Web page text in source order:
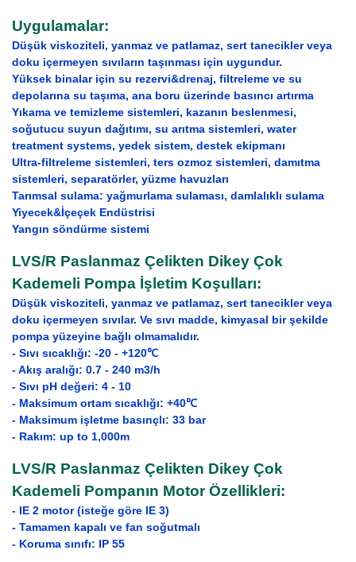
Uygulamalar:
Düşük viskoziteli, yanmaz ve patlamaz, sert tanecikler veya
doku içermeyen sıvıların taşınması için uygundur.
Yüksek binalar için su rezervi&drenaj, filtreleme ve su
depolarına su taşıma, ana boru üzerinde basıncı artırma
Yıkama ve temizleme sistemleri, kazanın beslenmesi,
soğutucu suyun dağıtımı, su arıtma sistemleri, water
treatment systems, yedek sistem, destek ekipmanı
Ultra-filtreleme sistemleri, ters ozmoz sistemleri, damıtma
sistemleri, separatörler, yüzme havuzları
Tarımsal sulama: yağmurlama sulaması, damlalıklı sulama
Yiyecek&İçeçek Endüstrisi
Yangın söndürme sistemi
LVS/R Paslanmaz Çelikten Dikey Çok
Kademeli Pompa İşletim Koşulları:
Düşük viskoziteli, yanmaz ve patlamaz, sert tanecikler veya
doku içermeyen sıvılar. Ve sıvı madde, kimyasal bir şekilde
pompa yüzeyine bağlı olmamalıdır.
- Sıvı sıcaklığı: -20 - +120℃
- Akış aralığı: 0.7 - 240 m3/h
- Sıvı pH değeri: 4 - 10
- Maksimum ortam sıcaklığı: +40℃
- Maksimum işletme basınçlı: 33 bar
- Rakım: up to 1,000m
LVS/R Paslanmaz Çelikten Dikey Çok
Kademeli Pompanın Motor Özellikleri:
- IE 2 motor (isteğe göre IE 3)
- Tamamen kapalı ve fan soğutmalı
- Koruma sınıfı: IP 55